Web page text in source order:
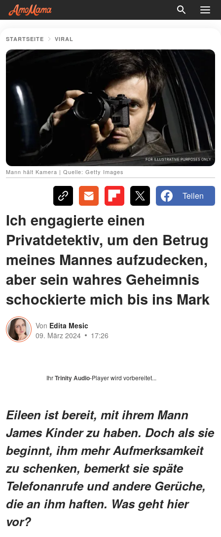
STARTSEITE VIRAL
Mann hält Kamera | Quelle: Getty Images
Teilen
Ich engagierte einen
Privatdetektiv, um den Betrug
meines Mannes aufzudecken,
aber sein wahres Geheimnis
schockierte mich bis ins Mark
Von Edita Mesic
09. März 2024
17:26
IhrTrinity Audio-Player wird vorbereitet...
Eileen ist bereit, mit ihrem Mann
James Kinder zu haben. Doch als sie
beginnt, ihm mehr Aufmerksamkeit
zu schenken, bemerkt sie späte
Telefonanrufe und andere Gerüche,
die an ihm haften. Was geht hier
vor?